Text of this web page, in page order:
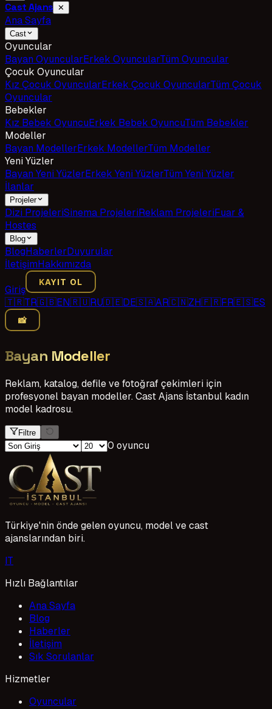
Cast Ajans ✕
Ana Sayfa
Cast
Oyuncular
Bayan OyuncularErkek OyuncularTüm Oyuncular
Çocuk Oyuncular
Kız Çocuk OyuncularErkek Çocuk OyuncularTüm Çocuk
Oyuncular
Bebekler
Kız Bebek OyuncuErkek Bebek OyuncuTüm Bebekler
Modeller
Bayan ModellerErkek ModellerTüm Modeller
Yeni Yüzler
Bayan Yeni YüzlerErkek Yeni YüzlerTüm Yeni Yüzler
İlanlar
Projeler
Dizi ProjeleriSinema ProjeleriReklam ProjeleriFuar &
Hostes
Blog
BlogHaberlerDuyurular
İletişimHakkımızda
Giriş
KAYIT OL
🇹🇷TR🇬🇧EN🇷🇺RU🇩🇪DE🇸🇦AR🇨🇳ZH🇫🇷FR🇪🇸ES
📸
Bayan Modeller
Reklam, katalog, defile ve fotoğraf çekimleri için
profesyonel bayan modeller. Cast Ajans İstanbul kadın
model kadrosu.
Filtre
0 oyuncu
Türkiye'nin önde gelen oyuncu, model ve cast
ajanslarından biri.
IT
Hızlı Bağlantılar
Ana Sayfa
Blog
Haberler
İletişim
Sık Sorulanlar
Hizmetler
Oyuncular